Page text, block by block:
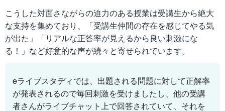
こうした対面さながらの迫力のある授業は受講生から絶大
な支持を集めており、「受講生仲間の存在を感じてやる気
が出た」「リアルな正答率が見えるから良い刺激にな
る！」など好意的な声が続々と寄せられています。
eライブスタディでは、出題される問題に対して正解率
が発表されるので毎回刺激を受けましたし、他の受講
者さんがライブチャット上で回答されていて、それを